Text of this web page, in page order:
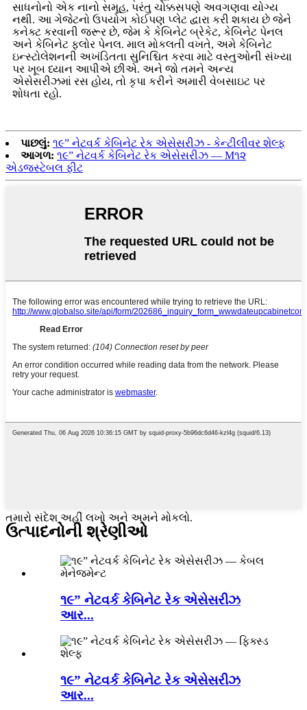
સાધનોનો એક નાનો સમૂહ, પરંતુ ચોક્કસપણે અવગણવા યોગ્ય
નથી. આ ગેજેટનો ઉપયોગ કોઈપણ પ્લેટ દ્વારા કરી શકાય છે જેને
કનેક્ટ કરવાની જરૂર છે, જેમ કે કેબિનેટ બ્રેકેટ, કેબિનેટ પેનલ
અને કેબિનેટ ફ્લોર પેનલ. માલ મોકલતી વખતે, અમે કેબિનેટ
ઇન્સ્ટોલેશનની અખંડિતતા સુનિશ્ચિત કરવા માટે વસ્તુઓની સંખ્યા
પર ખૂબ ધ્યાન આપીએ છીએ. અને જો તમને અન્ય
એસેસરીઝમાં રસ હોય, તો કૃપા કરીને અમારી વેબસાઇટ પર
શોધતા રહો.
પાછલું: ૧૯” નેટવર્ક કેબિનેટ રેક એસેસરીઝ - કેન્ટીલીવર શેલ્ફ
આગળ: ૧૯” નેટવર્ક કેબિનેટ રેક એસેસરીઝ — M૧૨
એડજસ્ટેબલ ફીટ
તમારો સંદેશ અહીં લખો અને અમને મોકલો.
ઉત્પાદનોની શ્રેણીઓ
૧૯” નેટવર્ક કેબિનેટ રેક એસેસરીઝ
આર...
૧૯” નેટવર્ક કેબિનેટ રેક એસેસરીઝ
આર...